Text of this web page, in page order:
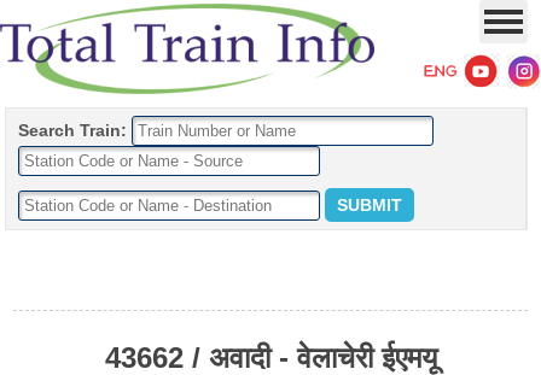
Search Train:
43662 / अवादी - वेलाचेरी ईएमयू